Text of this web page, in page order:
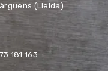
(Lleida)
181 163